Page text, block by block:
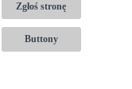
Zgłoś stronę
Buttony